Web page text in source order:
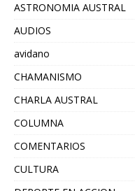
ASTRONOMIA AUSTRAL
AUDIOS
avidano
CHAMANISMO
CHARLA AUSTRAL
COLUMNA
COMENTARIOS
CULTURA